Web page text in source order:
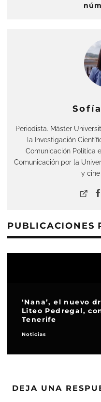
Periodista. Máster
la Investigación
Comunicación Política
Comunicación por la
y
PUBLICACIONES
‘Nana’, el nuevo
Liteo Pedregal,
Tenerife
Noticias
DEJA UNA